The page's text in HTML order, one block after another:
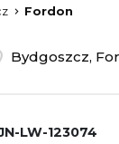
Fordon
Bydgoszcz,
LW-123074